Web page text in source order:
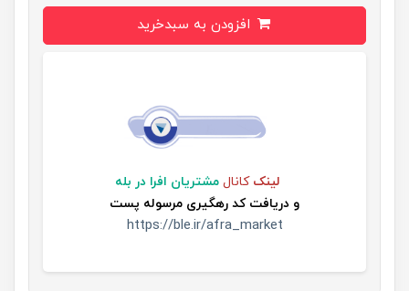
لینک کانال مشتریان افرا در بله
و دریافت کد رهگیری مرسوله پست
https://ble.ir/afra_market